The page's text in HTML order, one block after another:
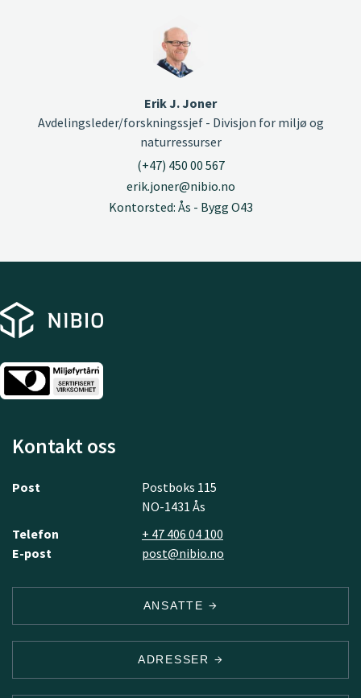
Erik J. Joner
Avdelingsleder/forskningssjef - Divisjon for miljø og
naturressurser
(+47) 450 00 567
erik.joner@nibio.no
Kontorsted: Ås - Bygg O43
Kontakt oss
Post
Postboks 115
NO-1431 Ås
Telefon
+ 47 406 04 100
E-post
post@nibio.no
ANSATTE
ADRESSER